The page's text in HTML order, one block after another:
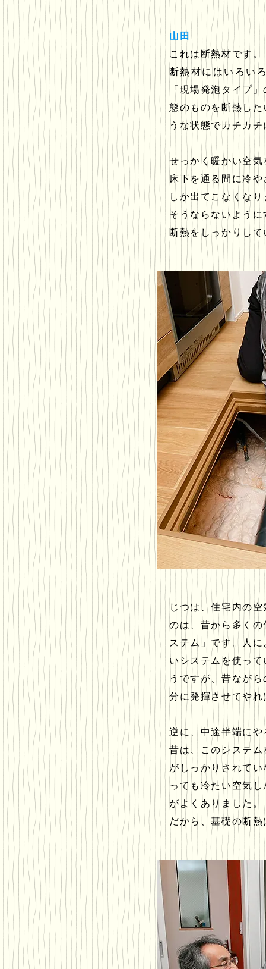
山田
これは断熱材です。
断熱材にはいろい
「現場発泡タイプ
態のものを断熱し
うな状態でカチカ
せっかく暖かい空
床下を通る間に冷
しか出てこなくな
そうならないよう
断熱をしっかりし
じつは、住宅内の
のは、昔から多く
ステム」です。人
いシステムを使っ
うですが、昔なが
分に発揮させてや
逆に、中途半端に
昔は、このシステ
がしっかりされて
っても冷たい空気
がよくありました。
だから、基礎の断